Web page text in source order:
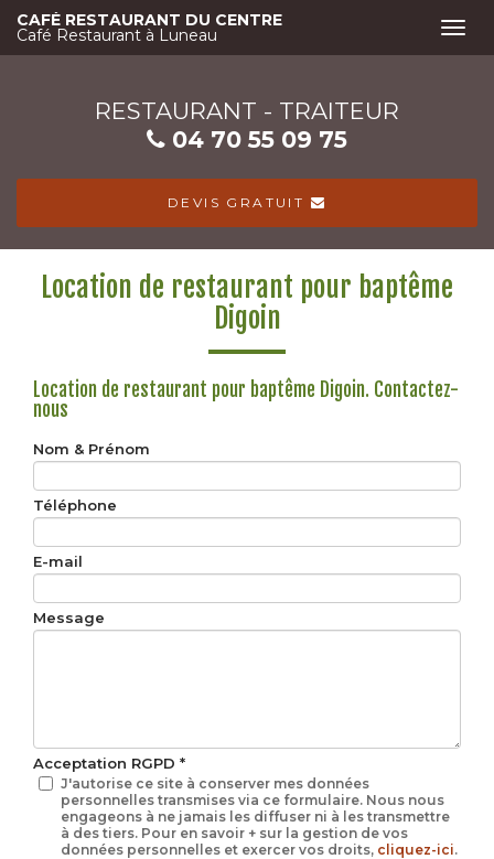
Aller
au
contenu
CAFÉ RESTAURANT DU CENTRE
Café Restaurant à Luneau
RESTAURANT - TRAITEUR
04 70 55 09 75
DEVIS GRATUIT
Location de restaurant pour baptême
Digoin
Location de restaurant pour baptême Digoin. Contactez-
nous
Nom & Prénom
Téléphone
E-mail
Message
Acceptation RGPD *
J'autorise ce site à conserver mes données
personnelles transmises via ce formulaire. Nous nous
engageons à ne jamais les diffuser ni à les transmettre
à des tiers. Pour en savoir + sur la gestion de vos
données personnelles et exercer vos droits, cliquez-ici.